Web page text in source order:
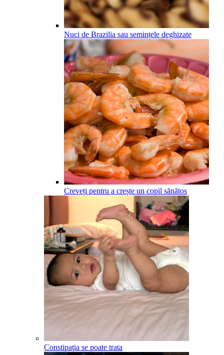
Nuci de Brazilia sau semințele deghizate
Creveți pentru a crește un copil sănătos
Constipaţia se poate trata